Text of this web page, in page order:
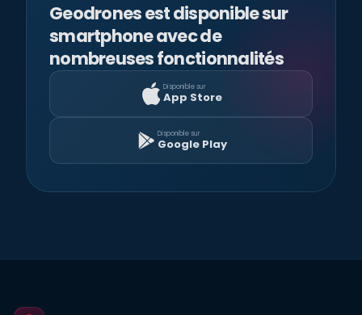
Geodrones est disponible sur
smartphone avec de
nombreuses fonctionnalités
Disponible sur
App Store
Disponible sur
Google Play